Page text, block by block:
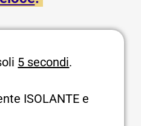
5 secondi.
ISOLANTE e